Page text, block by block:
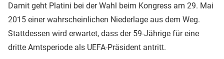
Damit geht Platini bei der Wahl beim Kongress am 29. Mai
2015 einer wahrscheinlichen Niederlage aus dem Weg.
Stattdessen wird erwartet, dass der 59-Jährige für eine
dritte Amtsperiode als UEFA-Präsident antritt.